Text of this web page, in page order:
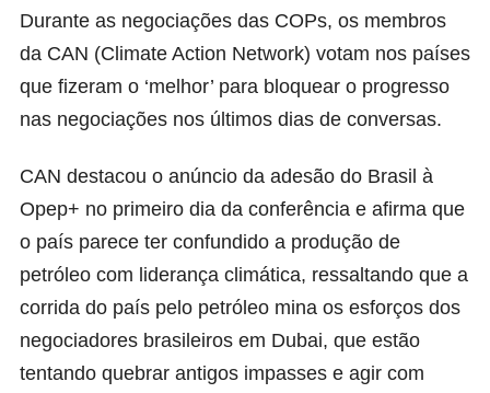
Durante as negociações das COPs, os membros
da CAN (Climate Action Network) votam nos países
que fizeram o ‘melhor’ para bloquear o progresso
nas negociações nos últimos dias de conversas.
CAN destacou o anúncio da adesão do Brasil à
Opep+ no primeiro dia da conferência e afirma que
o país parece ter confundido a produção de
petróleo com liderança climática, ressaltando que a
corrida do país pelo petróleo mina os esforços dos
negociadores brasileiros em Dubai, que estão
tentando quebrar antigos impasses e agir com